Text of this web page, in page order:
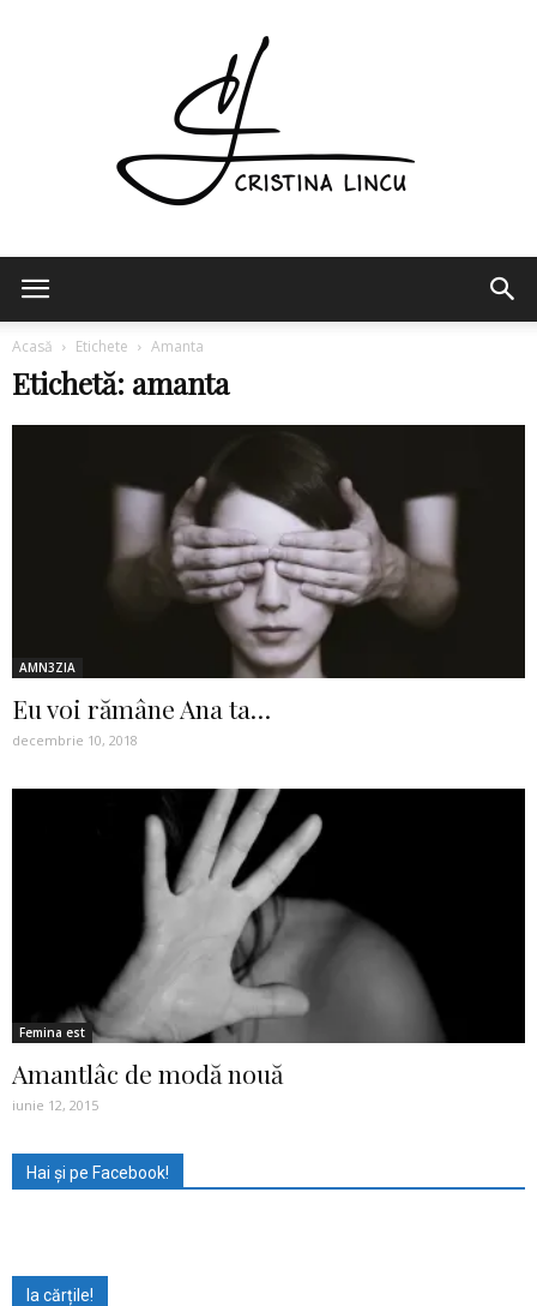
Acasă Etichete Amanta
Etichetă: amanta
AMN3ZIA
Eu voi rămâne Ana ta…
decembrie 10, 2018
Femina est
Amantlâc de modă nouă
iunie 12, 2015
Hai și pe Facebook!
Ia cărțile!